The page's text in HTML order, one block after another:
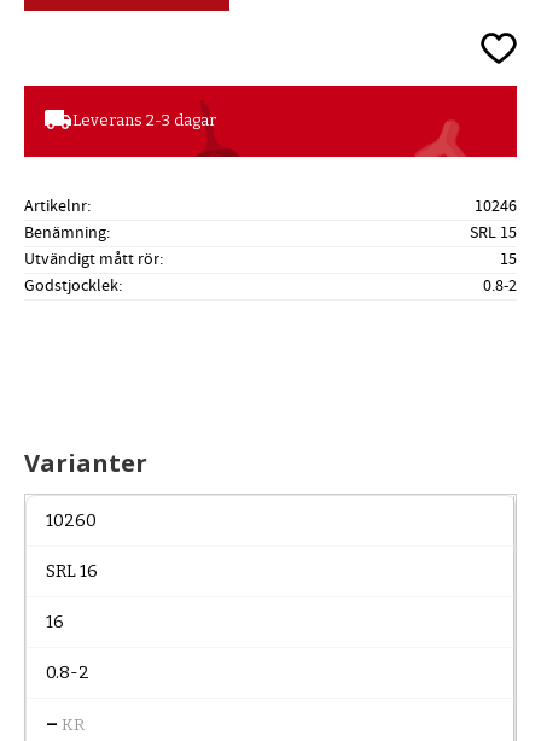
Lägg
local_shippingLeverans 2-3 dagar
Artikelnr
10246
Benämning
SRL 15
Utvändigt mått rör
15
Godstjocklek
0.8-2
Varianter
10260
SRL 16
16
0.8-2
– KR